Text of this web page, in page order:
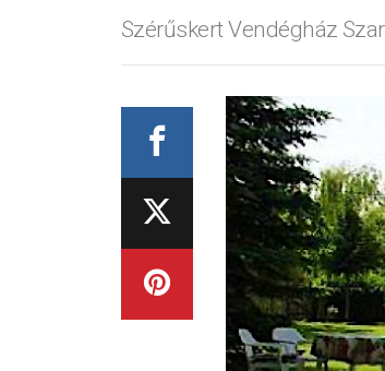
Szérűskert Vendégház